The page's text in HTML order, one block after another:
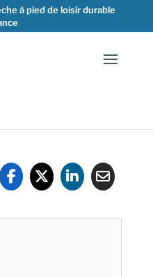
à pied de loisir durable